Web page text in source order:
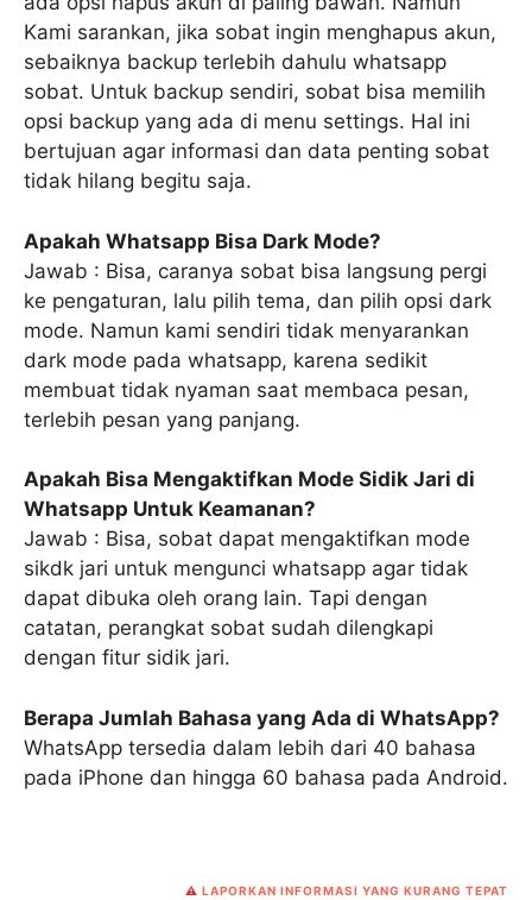
Kami sarankan, jika sobat ingin menghapus akun,
sebaiknya backup terlebih dahulu whatsapp
sobat. Untuk backup sendiri, sobat bisa memilih
opsi backup yang ada di menu settings. Hal ini
bertujuan agar informasi dan data penting sobat
tidak hilang begitu saja.
Apakah Whatsapp Bisa Dark Mode?
Jawab : Bisa, caranya sobat bisa langsung pergi
ke pengaturan, lalu pilih tema, dan pilih opsi dark
mode. Namun kami sendiri tidak menyarankan
dark mode pada whatsapp, karena sedikit
membuat tidak nyaman saat membaca pesan,
terlebih pesan yang panjang.
Apakah Bisa Mengaktifkan Mode Sidik Jari di
Whatsapp Untuk Keamanan?
Jawab : Bisa, sobat dapat mengaktifkan mode
sikdk jari untuk mengunci whatsapp agar tidak
dapat dibuka oleh orang lain. Tapi dengan
catatan, perangkat sobat sudah dilengkapi
dengan fitur sidik jari.
Berapa Jumlah Bahasa yang Ada di WhatsApp?
WhatsApp tersedia dalam lebih dari 40 bahasa
pada iPhone dan hingga 60 bahasa pada Android.
⚠️ LAPORKAN INFORMASI YANG KURANG TEPAT